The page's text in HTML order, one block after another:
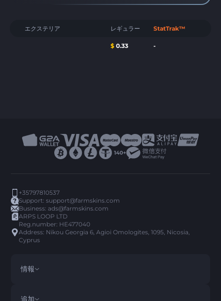
エクステリア レギュラー StatTrak™
$ 0.33 -
+35797810537
Support:support@farmskins.com
Business:ads@farmskins.com
ARPS LOOP LTD
Reg.number: HE477040
Address: Nikou Georgia 6, Agioi Omologites, 1095, Nicosia,
Cyprus
情報
利用規約
追加